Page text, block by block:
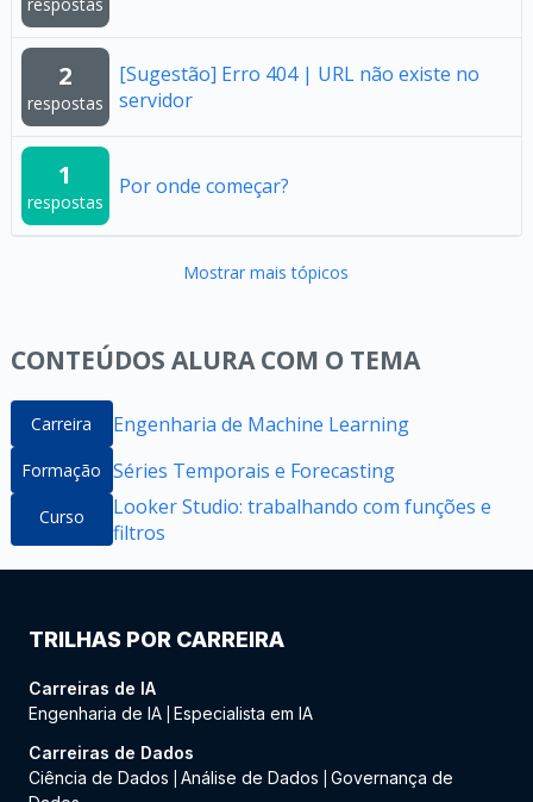
2
respostas
[Sugestão] Erro 404 | URL não existe no
servidor
1
respostas
Por onde começar?
Mostrar mais tópicos
CONTEÚDOS ALURA COM O TEMA
Carreira Engenharia de Machine Learning
Formação Séries Temporais e Forecasting
Curso
Looker Studio: trabalhando com funções e
filtros
TRILHAS POR CARREIRA
Carreiras de IA
Engenharia de IA Especialista em IA
Carreiras de Dados
Ciência de Dados
Análise de Dados
Governança de